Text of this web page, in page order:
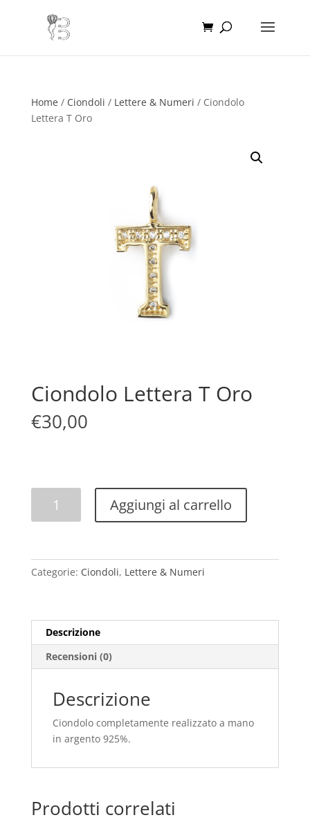
Home / Ciondoli / Lettere & Numeri / Ciondolo
Lettera T Oro
Ciondolo Lettera T Oro
€30,00
Lettera
quantità
Aggiungi al carrello
Categorie: Ciondoli, Lettere & Numeri
Descrizione
Recensioni (0)
Descrizione
Ciondolo completamente realizzato a mano
in argento 925%.
Prodotti correlati